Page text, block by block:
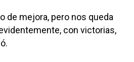
de mejora, pero nos queda
con victorias,